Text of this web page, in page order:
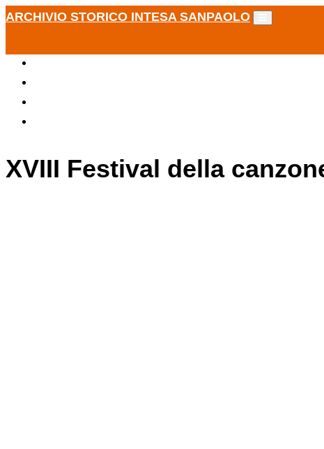
ARCHIVIO STORICO INTESA SANPAOLO
XVIII Festival della